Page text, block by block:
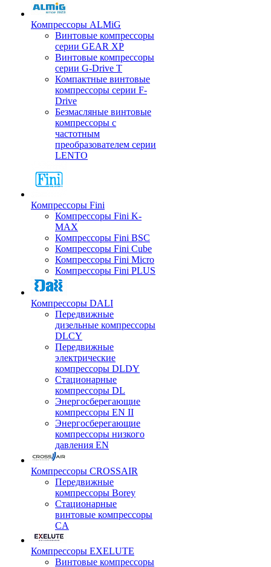
Компрессоры ALMiG
Винтовые компрессоры
серии GEAR XP
Винтовые компрессоры
серии G-Drive T
Компактные винтовые
компрессоры серии F-
Drive
Безмасляные винтовые
компрессоры с
частотным
преобразователем серии
LENTO
Компрессоры Fini
Компрессоры Fini K-
MAX
Компрессоры Fini BSC
Компрессоры Fini Cube
Компрессоры Fini Micro
Компрессоры Fini PLUS
Компрессоры DALI
Передвижные
дизельные компрессоры
DLCY
Передвижные
электрические
компрессоры DLDY
Стационарные
компрессоры DL
Энергосберегающие
компрессоры EN II
Энергосберегающие
компрессоры низкого
давления EN
Компрессоры CROSSAIR
Передвижные
компрессоры Borey
Стационарные
винтовые компрессоры
CA
Компрессоры EXELUTE
Винтовые компрессоры